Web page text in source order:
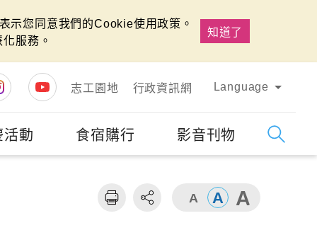
示您同意我們的Cookie使用政策。
服務。
知道了
志工園地 行政資訊網 Language
活動 食宿購行 影音刊物